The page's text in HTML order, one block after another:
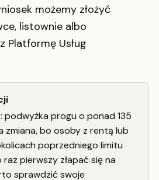
możemy złożyć
listownie albo
Platformę Usług
podwyżka progu o ponad 135
zmiana, bo osoby z rentą lub
poprzedniego limitu
pierwszy złapać się na
sprawdzić swoje